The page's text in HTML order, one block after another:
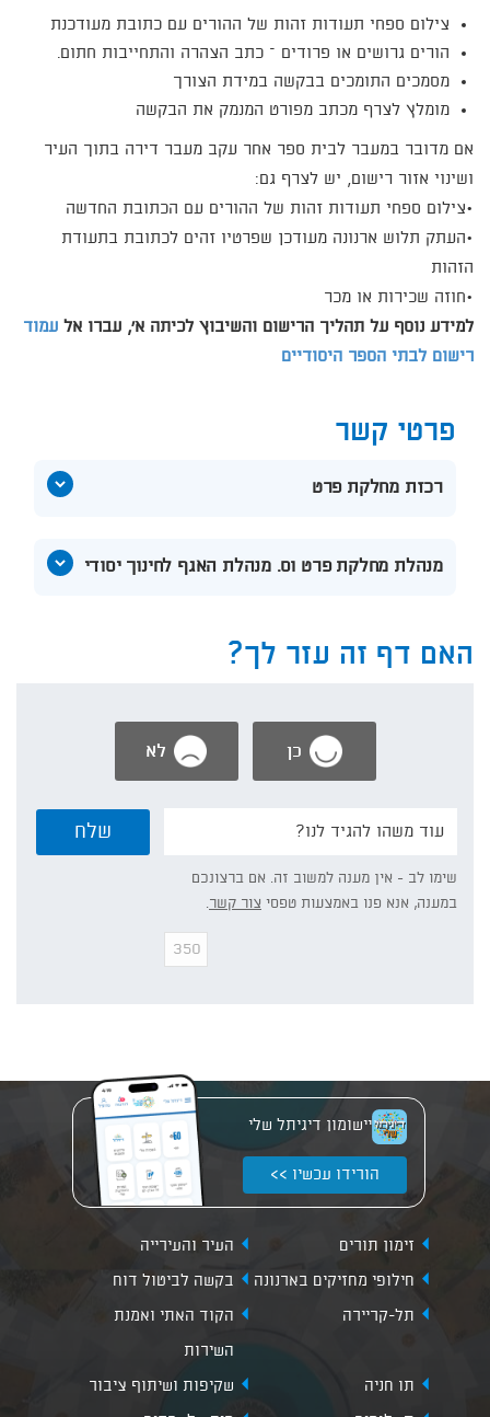
צילום ספחי תעודות זהות של ההורים עם כתובת מעודכנת
הורים גרושים או פרודים – כתב הצהרה והתחייבות חתום.
מסמכים התומכים בבקשה במידת הצורך
מומלץ לצרף מכתב מפורט המנמק את הבקשה
אם מדובר במעבר לבית ספר אחר עקב מעבר דירה בתוך העיר
ושינוי אזור רישום, יש לצרף גם:
•צילום ספחי תעודות זהות של ההורים עם הכתובת החדשה
•העתק תלוש ארנונה מעודכן שפרטיו זהים לכתובת בתעודת
הזהות​
•חוזה שכירות או מכר
למידע נוסף על תהליך הרישום והשיבוץ לכיתה א', עברו אל עמוד
רישום לבתי הספר היסודיים
פרטי קשר
הצג
תוכן
בן
רכזת מחלקת פרט
הצג
תוכן
מנהלת מחלקת פרט וס. מנהלת האגף לחינוך יסודי
האם דף זה עזר לך?
כן לא
תפרט/י:
שלח
שימו לב - אין מענה למשוב זה. אם ברצונכם
במענה, אנא פנו באמצעות טפסי צור קשר.
יישומון דיגיתל שלי
הורידו עכשיו >>
זימון תורים
העיר והעירייה
חילופי מחזיקים בארנונה
בקשה לביטול דוח
תל-קריירה
הקוד האתי ואמנת
השירות
תו חניה
שקיפות ושיתוף ציבור